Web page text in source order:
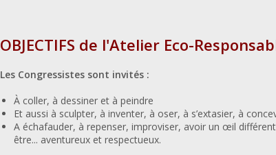
OBJECTIFS de l'Atelier Eco-
Les Congressistes sont invités :
À coller, à dessiner et à peindre
Et aussi à sculpter, à inventer, à oser, à s’extasier, à
A échafauder, à repenser, improviser, avoir un œil
être... aventureux et respectueux.